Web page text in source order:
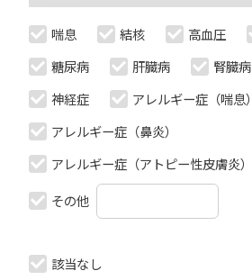
喘息 結核 高血圧
糖尿病
肝臓病 腎臓病
神経症
アレルギー症（喘息）
アレルギー症（鼻炎）
アレルギー症（アトピー性皮膚炎）
その他
該当なし